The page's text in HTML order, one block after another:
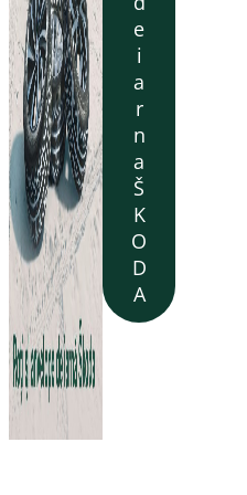
e
i
a
r
n
a
Š
K
O
D
A